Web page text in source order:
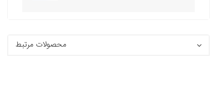
محصولات مرتبط